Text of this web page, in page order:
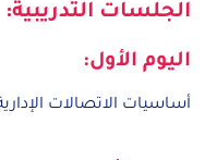
الجلسات التدريبية:
اليوم الأول:
أساسيات الاتصالات